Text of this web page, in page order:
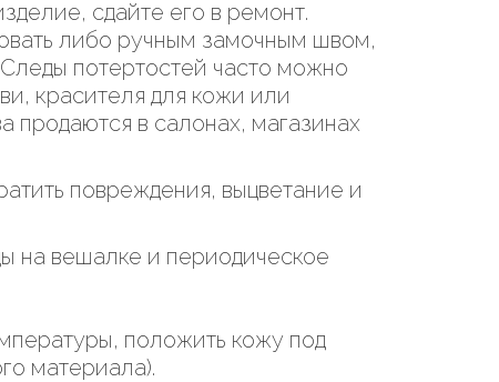
сдайте его в ремонт.
либо ручным замочным швом,
потертостей часто можно
красителя для кожи или
продаются в салонах, магазинах
повреждения, выцветание и
на вешалке и периодическое
положить кожу под
материала).